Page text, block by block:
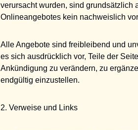
verursacht wurden, sind grundsätzlich
Onlineangebotes kein nachweislich
Alle Angebote sind freibleibend und
es sich ausdrücklich vor, Teile der
Ankündigung zu verändern, zu
endgültig einzustellen.
2. Verweise und Links